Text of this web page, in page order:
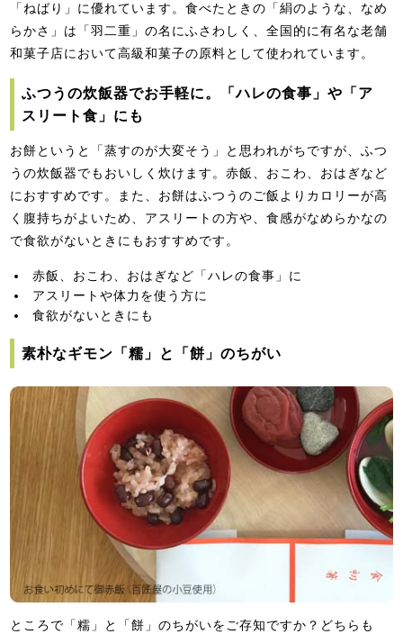
「ねばり」に優れています。食べたときの「絹のような、なめ
らかさ」は「羽二重」の名にふさわしく、全国的に有名な老舗
和菓子店において高級和菓子の原料として使われています。
ふつうの炊飯器でお手軽に。「ハレの食事」や「ア
スリート食」にも
お餅というと「蒸すのが大変そう」と思われがちですが、ふつ
うの炊飯器でもおいしく炊けます。赤飯、おこわ、おはぎなど
におすすめです。また、お餅はふつうのご飯よりカロリーが高
く腹持ちがよいため、アスリートの方や、食感がなめらかなの
で食欲がないときにもおすすめです。
赤飯、おこわ、おはぎなど「ハレの食事」に
アスリートや体力を使う方に
食欲がないときにも
素朴なギモン「糯」と「餅」のちがい
ところで「糯」と「餅」のちがいをご存知ですか？どちらも